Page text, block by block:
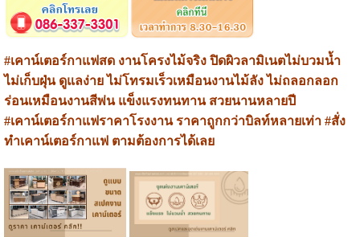
#เคาน์เตอร์กาแฟสด งานโครงไม้จริง ปิดผิวลามิเนตไม่บวมน้ำ
ไม่เก็บฝุ่น ดูแลง่าย ไม่โทรมเร็วเหมือนงานไม้ลัง ไม่ถลอกลอก
ร่อนเหมือนงานสีพ่น แข็งแรงทนทาน สวยนานหลายปี
#เคาน์เตอร์กาแฟราคาโรงงาน ราคาถูกกว่าบิลท์หลายเท่า #สั่ง
ทำเคาน์เตอร์กาแฟ ตามต้องการได้เลย